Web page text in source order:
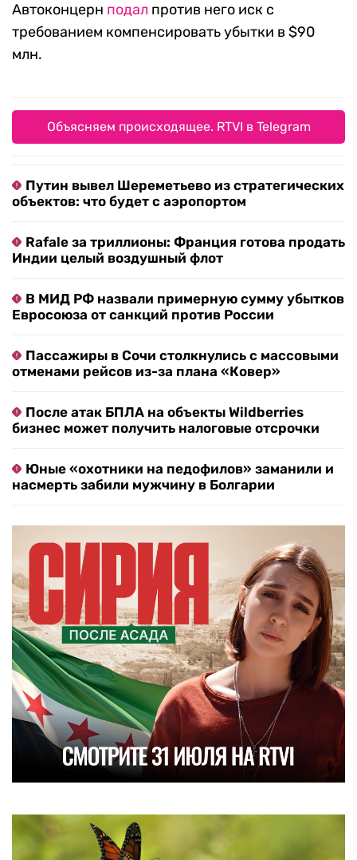
Автоконцерн подал против него иск с
требованием компенсировать убытки в $90
млн.
Объясняем происходящее. RTVI в Telegram
Путин вывел Шереметьево из стратегических
объектов: что будет с аэропортом
Rafale за триллионы: Франция готова продать
Индии целый воздушный флот
В МИД РФ назвали примерную сумму убытков
Евросоюза от санкций против России
Пассажиры в Сочи столкнулись с массовыми
отменами рейсов из-за плана «Ковер»
После атак БПЛА на объекты Wildberries
бизнес может получить налоговые отсрочки
Юные «охотники на педофилов» заманили и
насмерть забили мужчину в Болгарии